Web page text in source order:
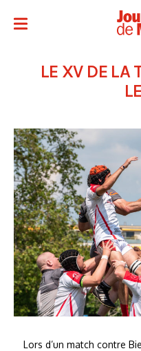
LE XV DE LA
Lors d’un match contre